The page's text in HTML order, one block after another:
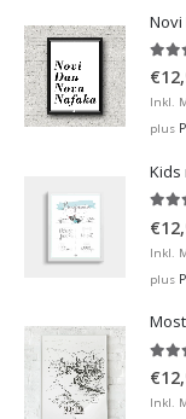
€
Inkl.
plus
Kids
€
Inkl.
plus
€
Inkl.